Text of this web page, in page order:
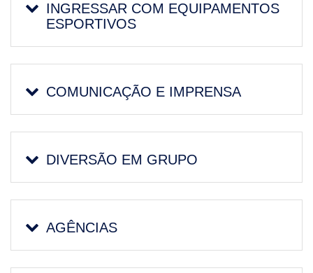
INGRESSAR COM EQUIPAMENTOS
ESPORTIVOS
COMUNICAÇÃO E IMPRENSA
DIVERSÃO EM GRUPO
AGÊNCIAS